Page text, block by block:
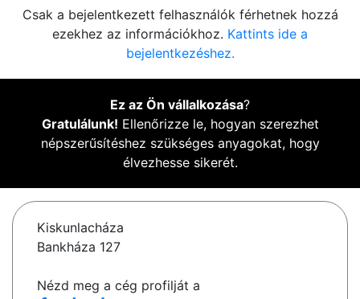
Csak a bejelentkezett felhasználók férhetnek hozzá
ezekhez az információkhoz. Kattints ide a
bejelentkezéshez.
Ez az Ön vállalkozása?
Gratulálunk! Ellenőrizze le, hogyan szerezhet
népszerűsítéshez szükséges anyagokat, hogy
élvezhesse sikerét.
Kiskunlacháza
Bankháza 127
Nézd meg a cég profilját a